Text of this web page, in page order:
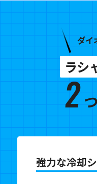
ダイ
ラシ
2
強力な冷却